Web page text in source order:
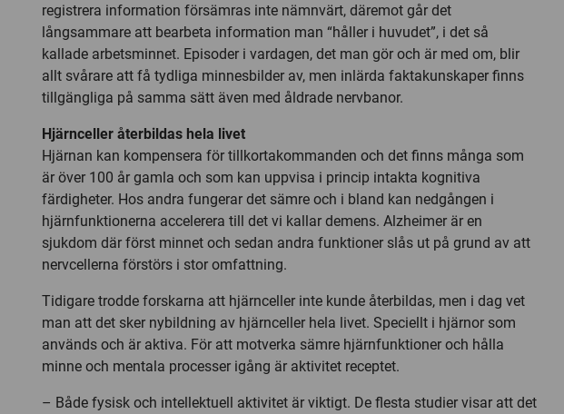
registrera information försämras inte nämnvärt, däremot går det
långsammare att bearbeta information man “håller i huvudet”, i det så
kallade arbetsminnet. Episoder i vardagen, det man gör och är med om, blir
allt svårare att få tydliga minnesbilder av, men inlärda faktakunskaper finns
tillgängliga på samma sätt även med åldrade nervbanor.
Hjärnceller återbildas hela livet
Hjärnan kan kompensera för tillkortakommanden och det finns många som
är över 100 år gamla och som kan uppvisa i princip intakta kognitiva
färdigheter. Hos andra fungerar det sämre och i bland kan nedgången i
hjärnfunktionerna accelerera till det vi kallar demens. Alzheimer är en
sjukdom där först minnet och sedan andra funktioner slås ut på grund av att
nervcellerna förstörs i stor omfattning.
Tidigare trodde forskarna att hjärnceller inte kunde återbildas, men i dag vet
man att det sker nybildning av hjärnceller hela livet. Speciellt i hjärnor som
används och är aktiva. För att motverka sämre hjärnfunktioner och hålla
minne och mentala processer igång är aktivitet receptet.
– Både fysisk och intellektuell aktivitet är viktigt. De flesta studier visar att det